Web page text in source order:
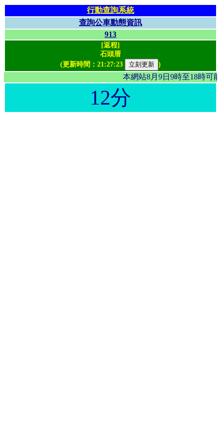
行動查詢系統
查詢公車動態資訊
913
[返程]
石頭厝
(更新時間： 21:27:23 )
本網站8月9日9時至18
12分